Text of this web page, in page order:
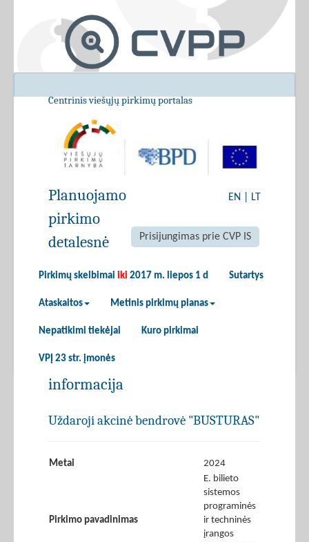
Centrinis viešųjų pirkimų portalas
EN LT
Prisijungimas prie CVP IS
Pirkimų skelbimai iki 2017 m. liepos 1 d Sutartys
Ataskaitos Metinis pirkimų planas
Nepatikimi tiekėjai Kuro pirkimai
VPĮ 23 str. įmonės
Planuojamo
pirkimo
detalesnė
informacija
Uždaroji akcinė bendrovė "BUSTURAS"
Metai 2024
Pirkimo pavadinimas
E. bilieto
sistemos
programinės
ir techninės
įrangos